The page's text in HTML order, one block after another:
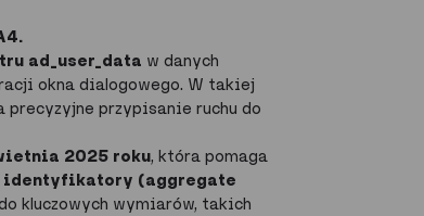
ad_user_data w danych
okna dialogowego. W takiej
precyzyjne przypisanie ruchu do
2025 roku, która pomaga
identyfikatory (aggregate
kluczowych wymiarów, takich